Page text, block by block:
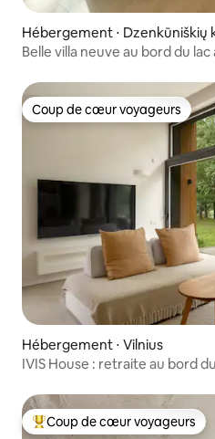
Hébergement ⋅ Dzenkūniškių
Belle villa neuve au bord du lac
Coup de cœur voyageurs
Coup de cœur voyageurs
Hébergement ⋅ Vilnius
IVIS House : retraite au bord
Coups de cœur voyageurs les
Coup de cœur voyageurs